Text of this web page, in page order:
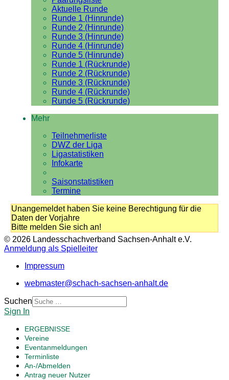
Aktuelle Runde
Runde 1 (Hinrunde)
Runde 2 (Hinrunde)
Runde 3 (Hinrunde)
Runde 4 (Hinrunde)
Runde 5 (Hinrunde)
Runde 1 (Rückrunde)
Runde 2 (Rückrunde)
Runde 3 (Rückrunde)
Runde 4 (Rückrunde)
Runde 5 (Rückrunde)
Mehr
Teilnehmerliste
DWZ der Liga
Ligastatistiken
Infokarte
Saisonstatistiken
Termine
Unangemeldet haben Sie keine Berechtigung für die
Daten der Vorjahre
Bitte melden Sie sich an!
© 2026 Landesschachverband Sachsen-Anhalt e.V.
Anmeldung als Spielleiter
Impressum
webmaster@schach-sachsen-anhalt.de
Suchen
Sign In
ERGEBNISSE
Vereine
Eventanmeldungen
Terminliste
An-/Abmelden
Antrag neuer Nutzer